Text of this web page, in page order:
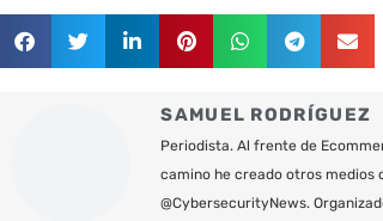
SAMUEL RODRÍGUEZ
Periodista. Al frente de
camino he creado otros medios
@CybersecurityNews.